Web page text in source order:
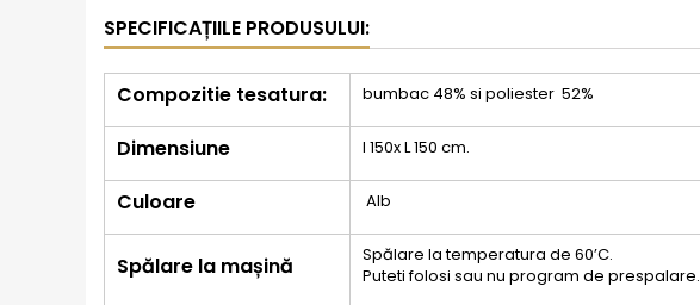
SPECIFICAȚIILE PRODUSULUI:
Compozitie tesatura: bumbac 48% si poliester 52%
Dimensiune l 150x L 150 cm.
Culoare Alb
Spălare la mașină
Spălare la temperatura de 60’C.
Puteti folosi sau nu program de prespalare.